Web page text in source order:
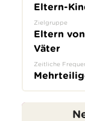
Eltern-
Zielgruppe
Eltern
Väter
Zeitliche